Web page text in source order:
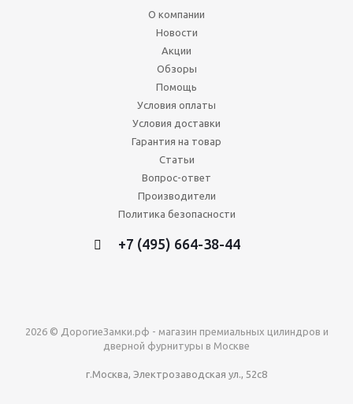
О компании
Новости
Акции
Обзоры
Помощь
Условия оплаты
Условия доставки
Гарантия на товар
Статьи
Вопрос-ответ
Производители
Политика безопасности
+7 (495) 664-38-44
2026 © ДорогиеЗамки.рф - магазин премиальных цилиндров и
дверной фурнитуры в Москве
г.Москва, Электрозаводская ул., 52с8